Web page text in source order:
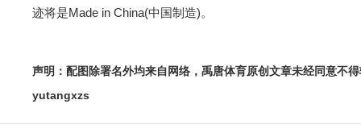
迹将是Made in China(中国制造)。
声明：配图除署名外均来自网络，禹唐体育原创文章未经同意不
yutangxzs